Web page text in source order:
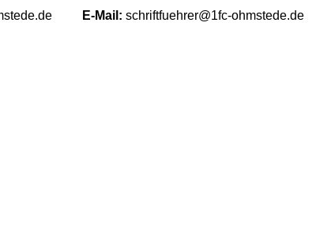
E-Mail: schriftfuehrer@1fc-ohmstede.de